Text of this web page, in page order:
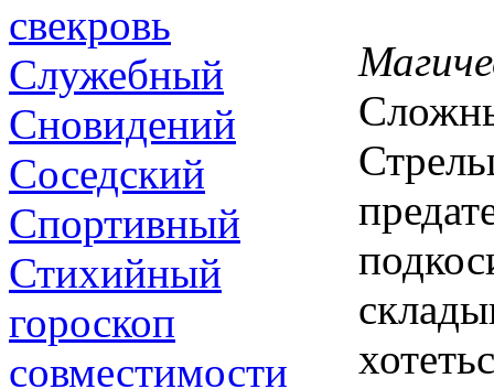
свекровь
Служебный
Сновидений
Соседский
Спортивный
Стихийный
гороскоп
совместимости